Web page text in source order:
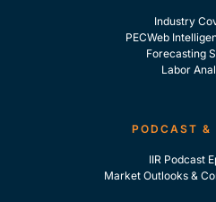
Industry
PECWeb
Forecasting
Labor
PODCAST &
IIR Podcast
Market Outlooks &